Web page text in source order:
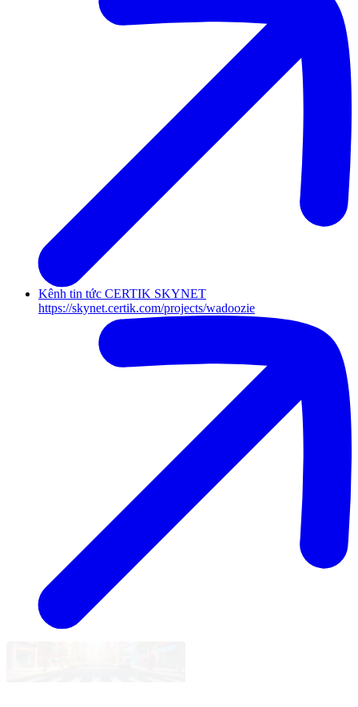
Kênh tin tức CERTIK SKYNET
https://skynet.certik.com/projects/wadoozie